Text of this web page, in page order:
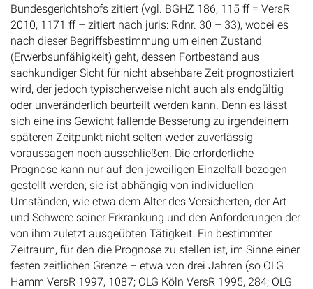
Bundesgerichtshofs zitiert (vgl. BGHZ 186, 115 ff = VersR
2010, 1171 ff – zitiert nach juris: Rdnr. 30 – 33), wobei es
nach dieser Begriffsbestimmung um einen Zustand
(Erwerbsunfähigkeit) geht, dessen Fortbestand aus
sachkundiger Sicht für nicht absehbare Zeit prognostiziert
wird, der jedoch typischerweise nicht auch als endgültig
oder unveränderlich beurteilt werden kann. Denn es lässt
sich eine ins Gewicht fallende Besserung zu irgendeinem
späteren Zeitpunkt nicht selten weder zuverlässig
voraussagen noch ausschließen. Die erforderliche
Prognose kann nur auf den jeweiligen Einzelfall bezogen
gestellt werden; sie ist abhängig von individuellen
Umständen, wie etwa dem Alter des Versicherten, der Art
und Schwere seiner Erkrankung und den Anforderungen der
von ihm zuletzt ausgeübten Tätigkeit. Ein bestimmter
Zeitraum, für den die Prognose zu stellen ist, im Sinne einer
festen zeitlichen Grenze – etwa von drei Jahren (so OLG
Hamm VersR 1997, 1087; OLG Köln VersR 1995, 284; OLG